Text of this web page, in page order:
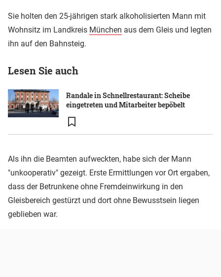
Sie holten den 25-jährigen stark alkoholisierten Mann mit
Wohnsitz im Landkreis München aus dem Gleis und legten
ihn auf den Bahnsteig.
Lesen Sie auch
Randale in Schnellrestaurant: Scheibe
eingetreten und Mitarbeiter bepöbelt
Als ihn die Beamten aufweckten, habe sich der Mann
"unkooperativ" gezeigt. Erste Ermittlungen vor Ort ergaben,
dass der Betrunkene ohne Fremdeinwirkung in den
Gleisbereich gestürzt und dort ohne Bewusstsein liegen
geblieben war.